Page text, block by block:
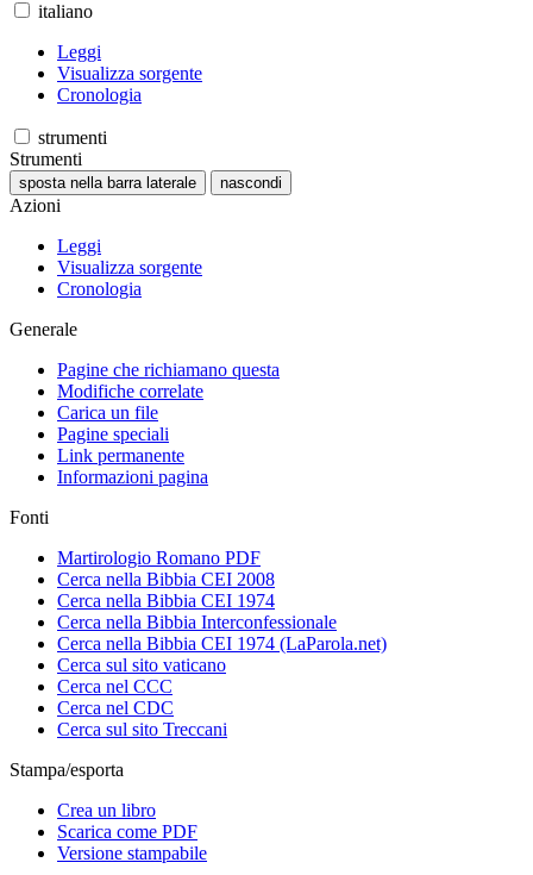
italiano
Leggi
Visualizza sorgente
Cronologia
strumenti
Strumenti
sposta nella barra laterale nascondi
Azioni
Leggi
Visualizza sorgente
Cronologia
Generale
Pagine che richiamano questa
Modifiche correlate
Carica un file
Pagine speciali
Link permanente
Informazioni pagina
Fonti
Martirologio Romano PDF
Cerca nella Bibbia CEI 2008
Cerca nella Bibbia CEI 1974
Cerca nella Bibbia Interconfessionale
Cerca nella Bibbia CEI 1974 (LaParola.net)
Cerca sul sito vaticano
Cerca nel CCC
Cerca nel CDC
Cerca sul sito Treccani
Stampa/esporta
Crea un libro
Scarica come PDF
Versione stampabile